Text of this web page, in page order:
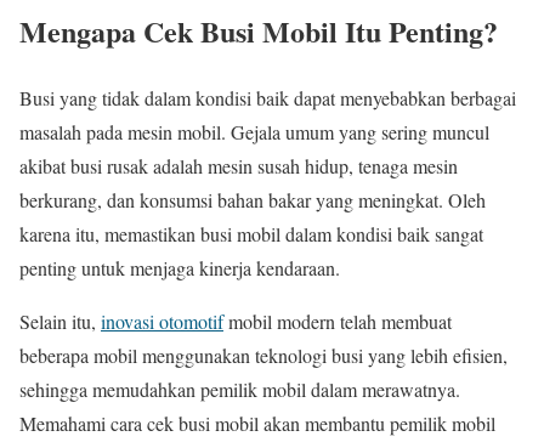
Mengapa Cek Busi Mobil Itu Penting?
Busi yang tidak dalam kondisi baik dapat menyebabkan berbagai
masalah pada mesin mobil. Gejala umum yang sering muncul
akibat busi rusak adalah mesin susah hidup, tenaga mesin
berkurang, dan konsumsi bahan bakar yang meningkat. Oleh
karena itu, memastikan busi mobil dalam kondisi baik sangat
penting untuk menjaga kinerja kendaraan.
Selain itu, inovasi otomotifmobil modern telah membuat
beberapa mobil menggunakan teknologi busi yang lebih efisien,
sehingga memudahkan pemilik mobil dalam merawatnya.
Memahami cara cek busi mobil akan membantu pemilik mobil